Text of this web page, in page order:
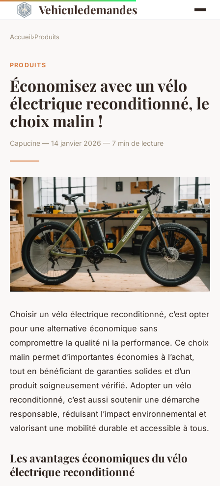
Vehiculedemandes
Accueil›Produits
PRODUITS
Économisez avec un vélo
électrique reconditionné, le
choix malin !
Capucine — 14 janvier 2026 — 7 min de lecture
Choisir un vélo électrique reconditionné, c’est opter
pour une alternative économique sans
compromettre la qualité ni la performance. Ce choix
malin permet d’importantes économies à l’achat,
tout en bénéficiant de garanties solides et d’un
produit soigneusement vérifié. Adopter un vélo
reconditionné, c’est aussi soutenir une démarche
responsable, réduisant l’impact environnemental et
valorisant une mobilité durable et accessible à tous.
Les avantages économiques du vélo
électrique reconditionné